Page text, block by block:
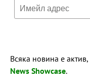
Всяка новина е
News Showcase.